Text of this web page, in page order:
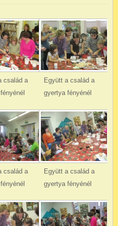
család a
Együtt a család a
gyertya fényénél
család a
Együtt a család a
gyertya fényénél